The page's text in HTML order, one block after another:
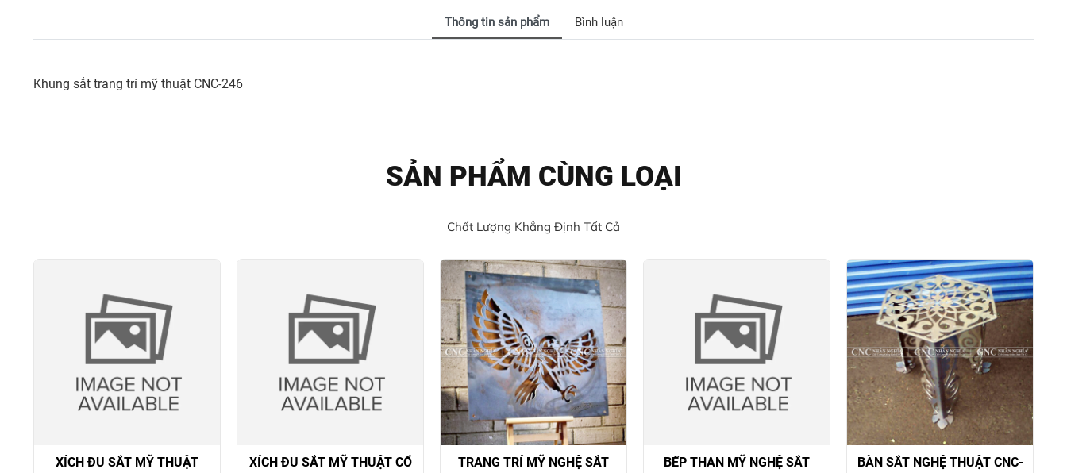
Thông tin sản phẩm Bình luận
Khung sắt trang trí mỹ thuật CNC-246
SẢN PHẨM CÙNG LOẠI
Chất Lượng Khẳng Định Tất Cả
XÍCH ĐU SẮT MỸ THUẬT
XÍCH ĐU SẮT MỸ THUẬT CỔ
TRANG TRÍ MỸ NGHỆ SẮT
BẾP THAN MỸ NGHỆ SẮT
BÀN SẮT NGHỆ THUẬT CNC-